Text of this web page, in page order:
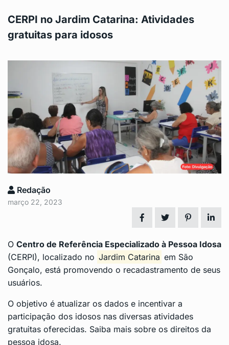
CERPI no Jardim Catarina: Atividades
gratuitas para idosos
Redação
março 22, 2023
O Centro de Referência Especializado à Pessoa Idosa
(CERPI), localizado no Jardim Catarina em São
Gonçalo, está promovendo o recadastramento de seus
usuários.
O objetivo é atualizar os dados e incentivar a
participação dos idosos nas diversas atividades
gratuitas oferecidas. Saiba mais sobre os direitos da
pessoa idosa.